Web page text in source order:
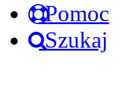
Pomoc
Szukaj